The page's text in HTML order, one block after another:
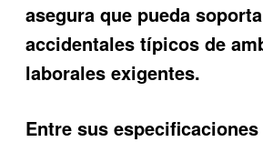
asegura que pueda
accidentales típicos de
laborales exigentes.
Entre sus